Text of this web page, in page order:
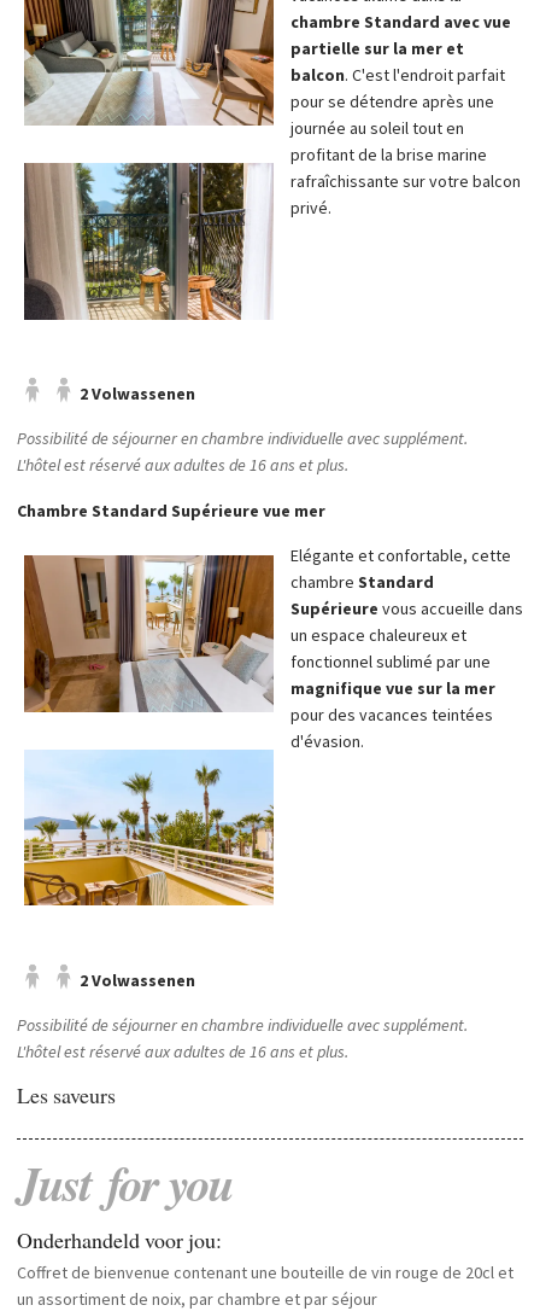
chambre Standard avec vue
partielle sur la mer et
balcon. C'est l'endroit parfait
pour se détendre après une
journée au soleil tout en
profitant de la brise marine
rafraîchissante sur votre balcon
privé.
2 Volwassenen
Possibilité de séjourner en chambre individuelle avec supplément.
L'hôtel est réservé aux adultes de 16 ans et plus.
Chambre Standard Supérieure vue mer
Elégante et confortable, cette
chambre Standard
Supérieure vous accueille dans
un espace chaleureux et
fonctionnel sublimé par une
magnifique vue sur la mer
pour des vacances teintées
d'évasion.
2 Volwassenen
Possibilité de séjourner en chambre individuelle avec supplément.
L'hôtel est réservé aux adultes de 16 ans et plus.
Les saveurs
Just foryou
Onderhandeld voor jou:
Coffret de bienvenue contenant une bouteille de vin rouge de 20cl et
un assortiment de noix, par chambre et par séjour